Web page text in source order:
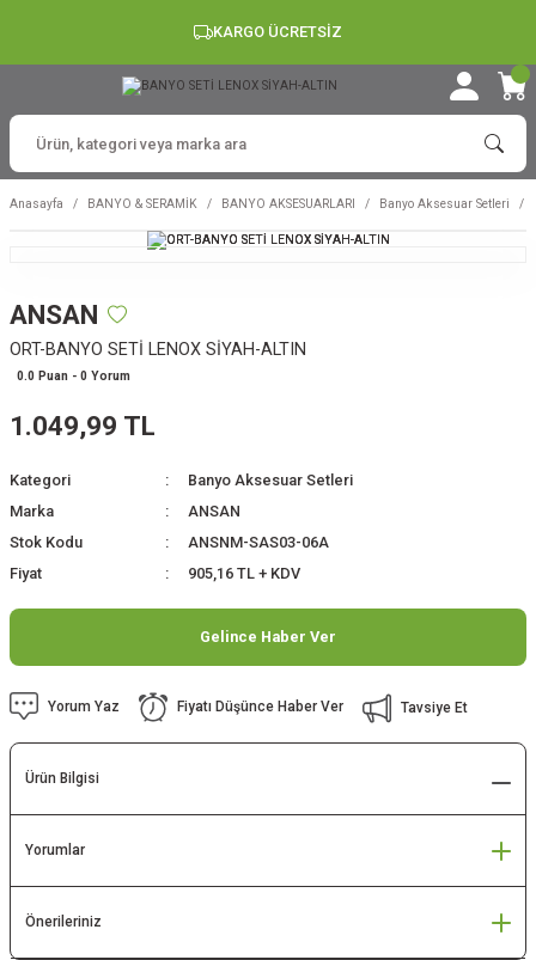
KARGO ÜCRETSİZ
Anasayfa BANYO & SERAMİK BANYO AKSESUARLARI Banyo Aksesuar Setleri
ANSAN
ORT-BANYO SETİ LENOX SİYAH-ALTIN
0.0 Puan - 0 Yorum
1.049,99 TL
Kategori
Banyo Aksesuar Setleri
Marka
ANSAN
Stok Kodu
ANSNM-SAS03-06A
Fiyat
905,16 TL + KDV
Gelince Haber Ver
Yorum Yaz Fiyatı Düşünce Haber Ver Tavsiye Et
Ürün Bilgisi
Yorumlar
Önerileriniz